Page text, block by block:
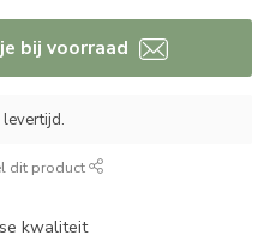
bij voorraad
levertijd.
dit product
kwaliteit